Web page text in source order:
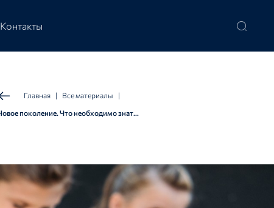
Контакты
Главная | Все материалы |
Новое поколение. Что необходимо знать о детях «альфа» и «зет»?